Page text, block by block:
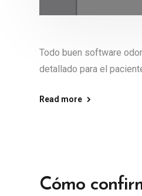
Todo buen software
detallado para el
Read more
Cómo